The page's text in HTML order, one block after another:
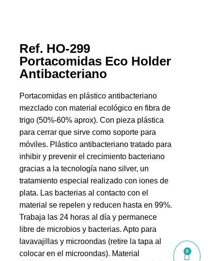
0
Ref. HO-299
Portacomidas Eco Holder
Antibacteriano
Portacomidas en plástico antibacteriano
mezclado con material ecológico en fibra de
trigo (50%-60% aprox). Con pieza plástica
para cerrar que sirve como soporte para
móviles. Plástico antibacteriano tratado para
inhibir y prevenir el crecimiento bacteriano
gracias a la tecnología nano silver, un
tratamiento especial realizado con iones de
plata. Las bacterias al contacto con el
material se repelen y reducen hasta en 99%.
Trabaja las 24 horas al día y permanece
libre de microbios y bacterias. Apto para
lavavajillas y microondas (retire la tapa al
colocar en el microondas). Material